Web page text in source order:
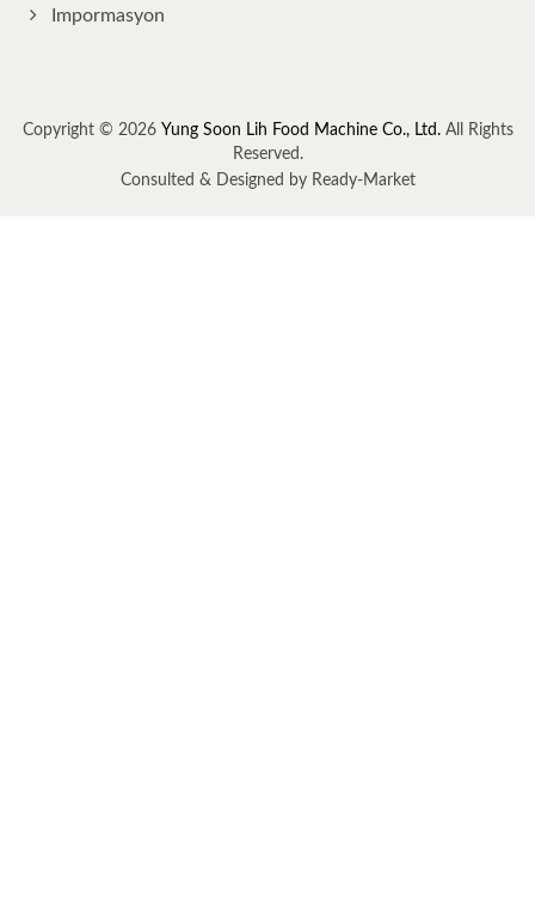
Impormasyon
Copyright © 2026 Yung Soon Lih Food Machine Co., Ltd.All Rights
Reserved.
Consulted & Designed by Ready-Market